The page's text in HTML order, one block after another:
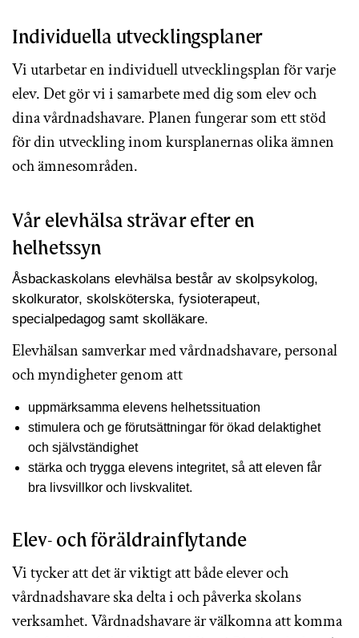
Individuella utvecklingsplaner
Vi utarbetar en individuell utvecklingsplan för varje
elev. Det gör vi i samarbete med dig som elev och
dina vårdnadshavare. Planen fungerar som ett stöd
för din utveckling inom kursplanernas olika ämnen
och ämnesområden.
Vår elevhälsa strävar efter en
helhetssyn
Åsbackaskolans elevhälsa består av skolpsykolog,
skolkurator, skolsköterska, fysioterapeut,
specialpedagog samt skolläkare.
Elevhälsan samverkar med vårdnadshavare, personal
och myndigheter genom att
uppmärksamma elevens helhetssituation
stimulera och ge förutsättningar för ökad delaktighet
och självständighet
stärka och trygga elevens integritet, så att eleven får
bra livsvillkor och livskvalitet.
Elev- och föräldrainflytande
Vi tycker att det är viktigt att både elever och
vårdnadshavare ska delta i och påverka skolans
verksamhet. Vårdnadshavare är välkomna att komma